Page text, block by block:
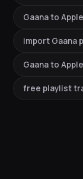
Gaana to
import Gaana
Gaana to
free playlist